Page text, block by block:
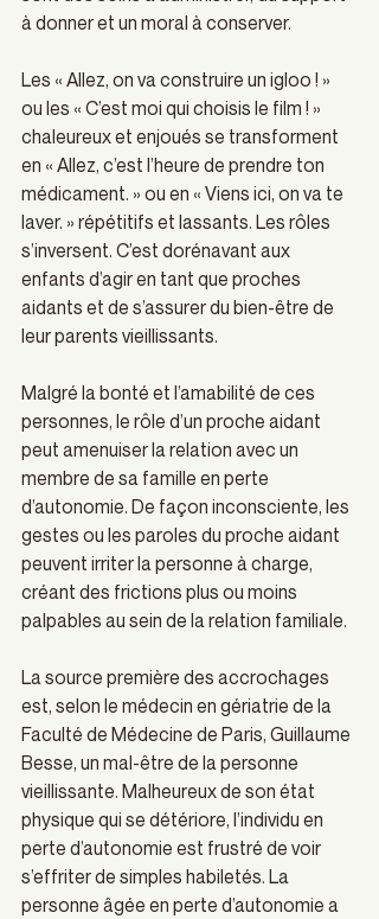
à donner et un moral à conserver.
Les « Allez, on va construire un igloo ! »
ou les « C’est moi qui choisis le film ! »
chaleureux et enjoués se transforment
en « Allez, c’est l’heure de prendre ton
médicament. » ou en « Viens ici, on va te
laver. » répétitifs et lassants. Les rôles
s’inversent. C’est dorénavant aux
enfants d’agir en tant que proches
aidants et de s’assurer du bien-être de
leur parents vieillissants.
Malgré la bonté et l’amabilité de ces
personnes, le rôle d’un proche aidant
peut amenuiser la relation avec un
membre de sa famille en perte
d’autonomie. De façon inconsciente, les
gestes ou les paroles du proche aidant
peuvent irriter la personne à charge,
créant des frictions plus ou moins
palpables au sein de la relation familiale.
La source première des accrochages
est, selon le médecin en gériatrie de la
Faculté de Médecine de Paris, Guillaume
Besse, un mal-être de la personne
vieillissante. Malheureux de son état
physique qui se détériore, l’individu en
perte d’autonomie est frustré de voir
s’effriter de simples habiletés. La
personne âgée en perte d’autonomie a